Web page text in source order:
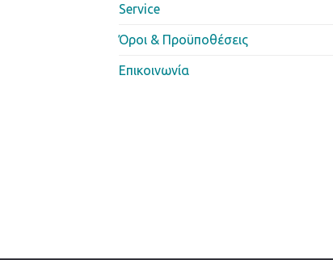
Service
Όροι & Προϋποθέσεις
Επικοινωνία